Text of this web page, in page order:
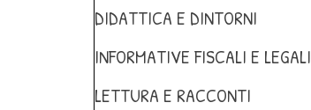
DIDATTICA E DINTORNI
INFORMATIVE FISCALI E LEGALI
LETTURA E RACCONTI